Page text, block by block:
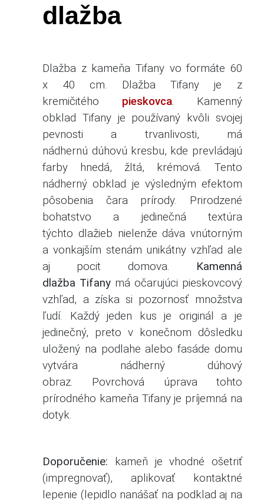
dlažba
Dlažba z kameňa Tifany vo formáte 60
x 40 cm. Dlažba Tifany je z
kremičitého pieskovca. Kamenný
obklad Tifany je používaný kvôli svojej
pevnosti a trvanlivosti, má
nádhernú dúhovú kresbu, kde prevládajú
farby hnedá, žltá, krémová. Tento
nádherný obklad je výsledným efektom
pôsobenia čara prírody. Prirodzené
bohatstvo a jedinečná textúra
týchto dlažieb nielenže dáva vnútorným
a vonkajším stenám unikátny vzhľad ale
aj pocit domova.
Kamenná
dlažba Tifany má očarujúci pieskovcový
vzhľad, a získa si pozornosť množstva
ľudí. Každý jeden kus je originál a je
jedinečný, preto v konečnom dôsledku
uložený na podlahe alebo fasáde domu
vytvára nádherný dúhový
obraz. Povrchová úprava tohto
prírodného kameňa Tifany je príjemná na
dotyk.
Doporučenie:
kameň je vhodné ošetriť
(impregnovať), aplikovať kontaktné
lepenie (lepidlo nanášať na podklad aj na